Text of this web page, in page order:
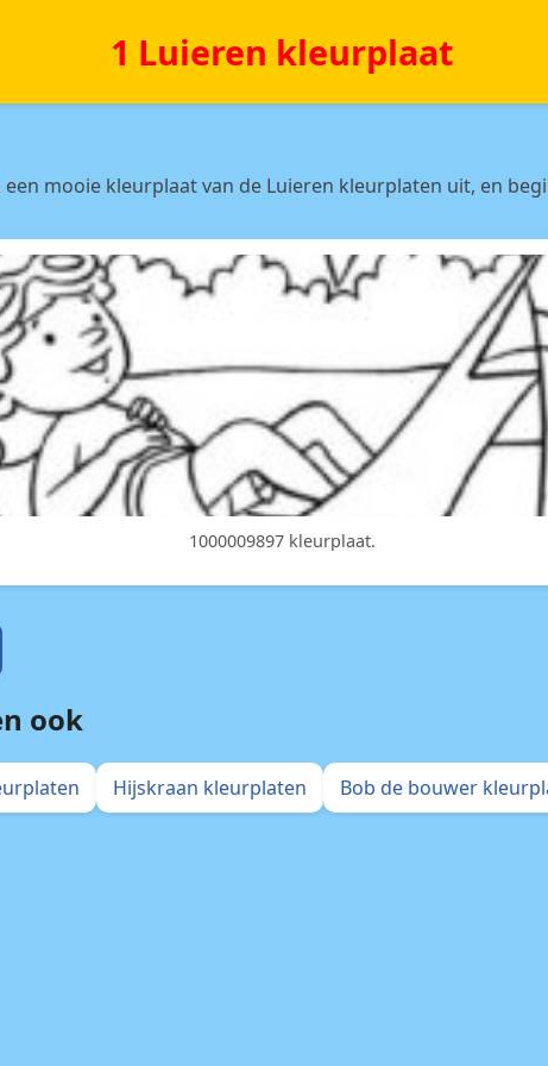
1 Luieren kleurplaat
mooie kleurplaat van de Luieren kleurplaten uit, en
1000009897 kleurplaat.
ook
Hijskraan kleurplaten
Bob de bouwer